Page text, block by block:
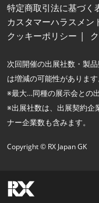
特定商取引法に基づく
カスタマーハラスメン
クッキーポリシー
次回開催の出展社数・製
は増減の可能性があります
※最大…同種の展示会との
※出展社数は、出展契約企
ナー企業数も含みます。
Copyright © RX Japan GK